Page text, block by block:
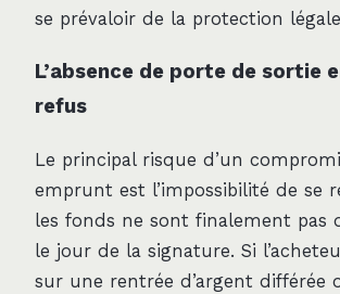
se prévaloir de la protection
L’absence de porte de sortie
refus
Le principal risque d’un
emprunt est l’impossibilité de se
les fonds ne sont finalement pas
le jour de la signature. Si
sur une rentrée d’argent différée